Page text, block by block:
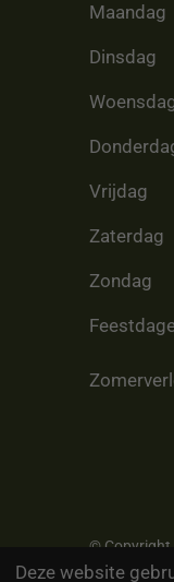
Deze website
Maandag
Dinsdag
Vrijdag
Zaterdag
Zondag
© Copyright